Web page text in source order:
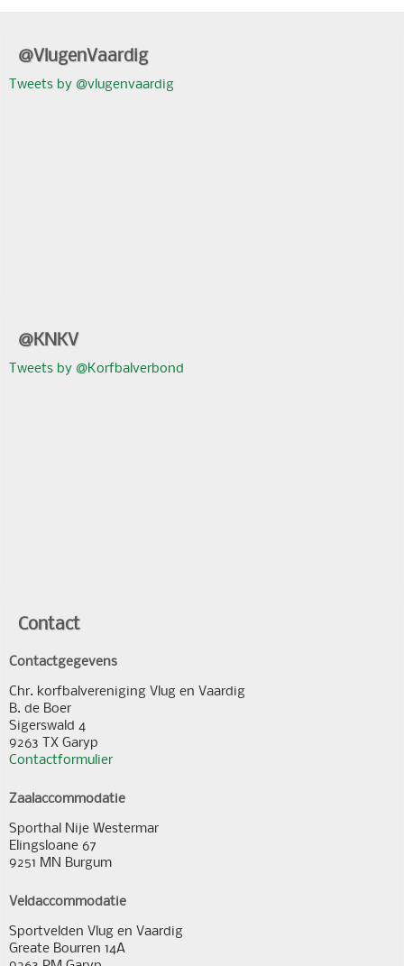
@VlugenVaardig
Tweets by @vlugenvaardig
@KNKV
Tweets by @Korfbalverbond
Contact
Contactgegevens
Chr. korfbalvereniging Vlug en Vaardig
B. de Boer
Sigerswald 4
9263 TX Garyp
Contactformulier
Zaalaccommodatie
Sporthal Nije Westermar
Elingsloane 67
9251 MN Burgum
Veldaccommodatie
Sportvelden Vlug en Vaardig
Greate Bourren 14A